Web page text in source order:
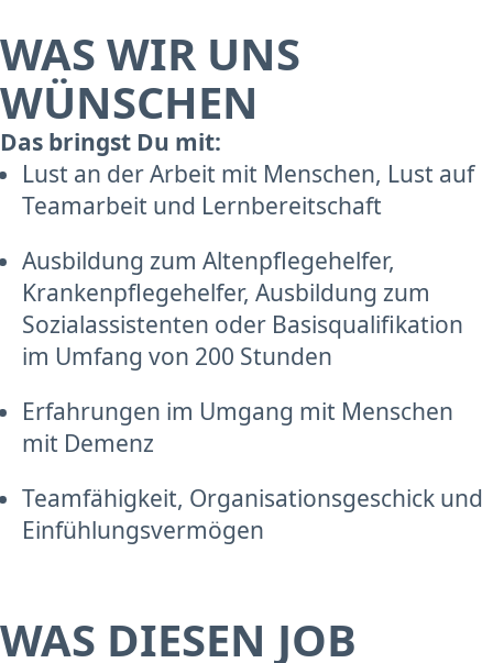
WAS WIR UNS
WÜNSCHEN
Das bringst Du mit:
Lust an der Arbeit mit Menschen, Lust auf
Teamarbeit und Lernbereitschaft
Ausbildung zum Altenpflegehelfer,
Krankenpflegehelfer, Ausbildung zum
Sozialassistenten oder Basisqualifikation
im Umfang von 200 Stunden
Erfahrungen im Umgang mit Menschen
mit Demenz
Teamfähigkeit, Organisationsgeschick und
Einfühlungsvermögen
WAS DIESEN JOB